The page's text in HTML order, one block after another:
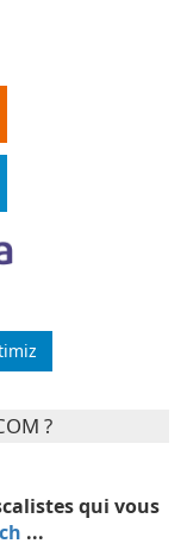
?
qui vous
...